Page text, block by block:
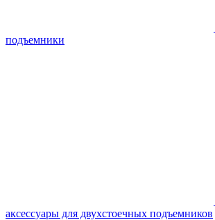
подъемники
аксессуары для двухстоечных подъемников